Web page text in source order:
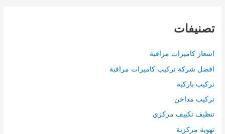
تصنيفات
اسعار كاميرات مراقبة
افضل شركة تركيب كاميرات مراقبة
تركيب باركيه
تركيب مداخن
تنظيف تكييف مركزي
تهوية مركزية